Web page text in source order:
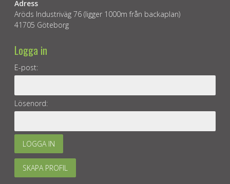
Adress
Aröds Industriväg 76 (ligger 1000m från backaplan)
41705 Göteborg
Logga in
E-post:
Lösenord:
LOGGA IN
SKAPA PROFIL